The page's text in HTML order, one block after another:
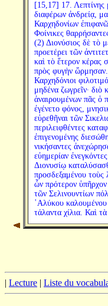
[15,17] 17. Λεπτίνης
διαφέρων ἀνδρείᾳ,
Καρχηδονίων
Φοίνικες
(2) Διονύσιος δὲ τὸ
προετέρει τῶν
καὶ τὸ ἕτερον κέρας
πρὸς φυγὴν
Καρχηδόνιοι
μηδένα ζωγρεῖν·
ἀναιρουμένων πᾶς ὁ
ἐγένετο φόνος,
εὑρεθῆναι τῶν
περιλειφθέντες
ἐπιγενομένης
νικήσαντες
εὐημερίαν
Διονυσίῳ
προσδεξαμένου τοὺς
ὧν πρότερον ὑπῆρχον
τῶν Σελινουντίων
῾Αλύκου καλουμένου
τάλαντα χίλια. Καὶ
| Lecture | Liste du